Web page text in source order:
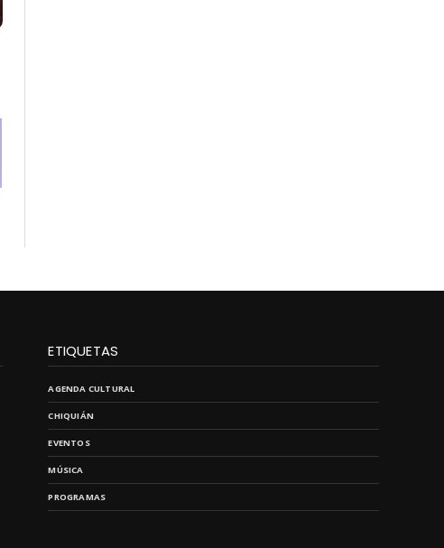
ETIQUETAS
AGENDA CULTURAL
CHIQUIÁN
EVENTOS
MÚSICA
PROGRAMAS